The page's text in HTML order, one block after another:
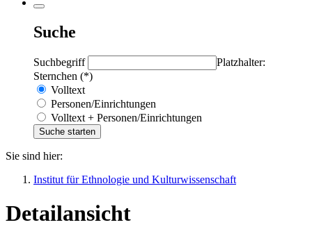
Suche
Suchbegriff
Platzhalter:
Sternchen (*)
Volltext
Personen/Einrichtungen
Volltext + Personen/Einrichtungen
Sie sind hier:
Institut für Ethnologie und Kulturwissenschaft
Detailansicht